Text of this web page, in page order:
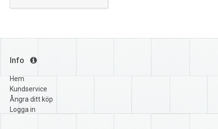
Info
Hem
Kundservice
Ångra ditt köp
Logga in